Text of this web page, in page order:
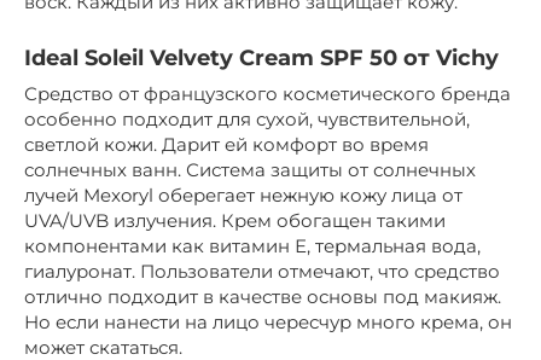
Ideal Soleil Velvety Cream SPF 50 от Vichy
Средство от французского косметического бренда
особенно подходит для сухой, чувствительной,
светлой кожи. Дарит ей комфорт во время
солнечных ванн. Система защиты от солнечных
лучей Mexoryl оберегает нежную кожу лица от
UVA/UVB излучения. Крем обогащен такими
компонентами как витамин Е, термальная вода,
гиалуронат. Пользователи отмечают, что средство
отлично подходит в качестве основы под макияж.
Но если нанести на лицо чересчур много крема, он
может скататься.